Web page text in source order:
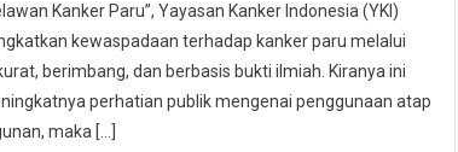
Kanker Paru”, Yayasan Kanker Indonesia (YKI)
kewaspadaan terhadap kanker paru melalui
berimbang, dan berbasis bukti ilmiah. Kiranya ini
perhatian publik mengenai penggunaan atap
maka […]